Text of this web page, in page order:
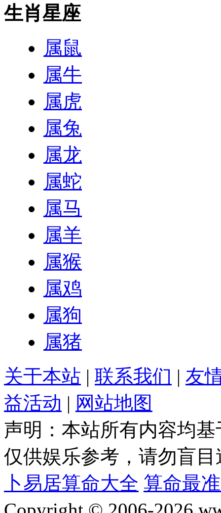
生肖星座
属鼠
属牛
属虎
属兔
属龙
属蛇
属马
属羊
属猴
属鸡
属狗
属猪
关于本站 | 联系我们 | 友
益活动 | 网站地图
声明：本站所有内容均
仅供娱乐参考，请勿盲目
卜易居算命大全 算命最